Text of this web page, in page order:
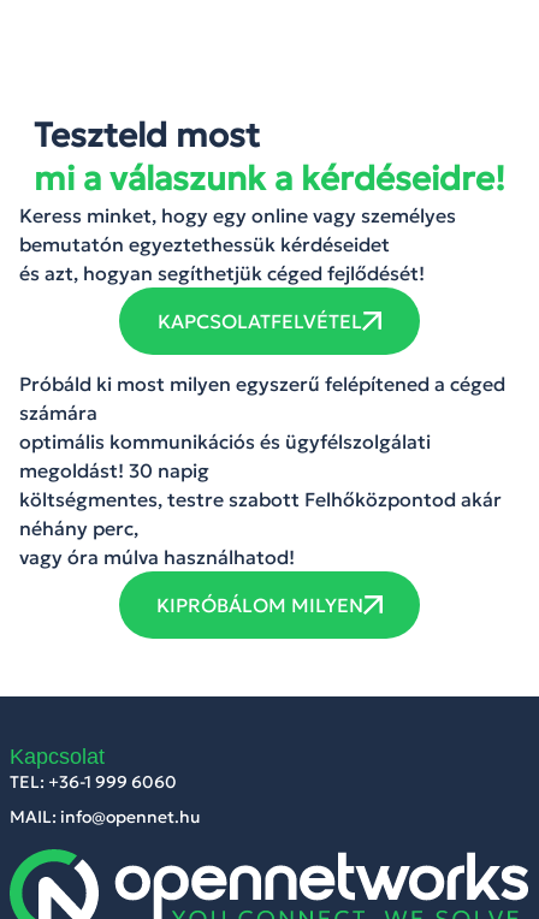
Teszteld most
mi a válaszunk a kérdéseidre!
Keress minket, hogy egy online vagy személyes
bemutatón egyeztethessük kérdéseidet
és azt, hogyan segíthetjük céged fejlődését!
KAPCSOLATFELVÉTEL
Próbáld ki most milyen egyszerű felépítened a céged
számára
optimális kommunikációs és ügyfélszolgálati
megoldást! 30 napig
költségmentes, testre szabott Felhőközpontod akár
néhány perc,
vagy óra múlva használhatod!
KIPRÓBÁLOM MILYEN
Kapcsolat
TEL: +36-1 999 6060
MAIL: info@opennet.hu